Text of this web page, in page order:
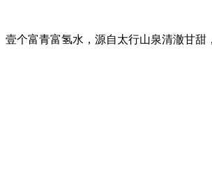
壹个富青富氢水，源自太行山泉清澈甘甜